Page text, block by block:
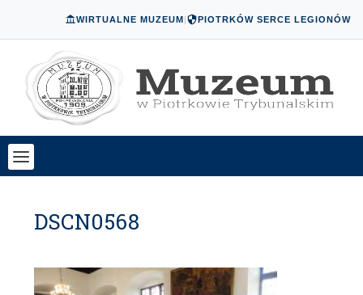
WIRTUALNE MUZEUM| PIOTRKÓW SERCE LEGIONÓW
DSCN0568